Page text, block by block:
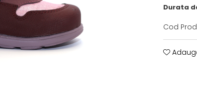
Durata
Cod